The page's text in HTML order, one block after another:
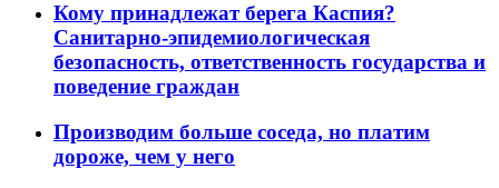
Кому принадлежат берега Каспия?
Санитарно-эпидемиологическая
безопасность, ответственность государства и
поведение граждан
Производим больше соседа, но платим
дороже, чем у него